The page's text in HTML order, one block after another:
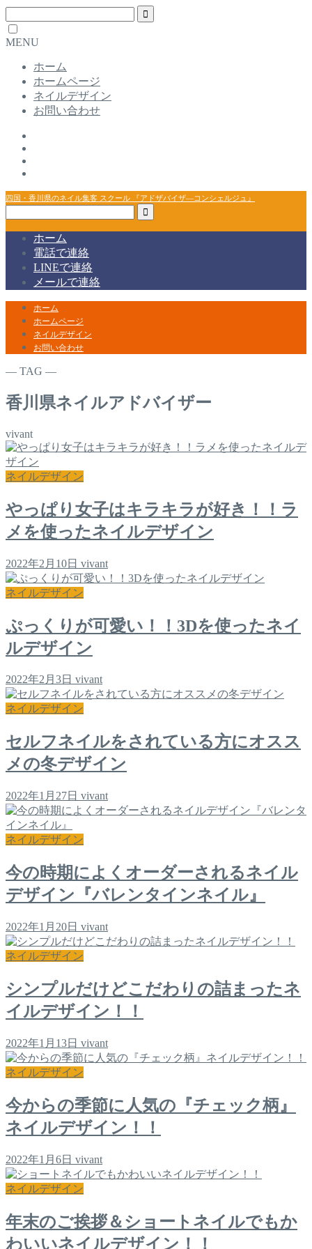
MENU
ホーム
ホームページ
ネイルデザイン
お問い合わせ
四国・香川県のネイル集客 スクール 『アドザバイザ―コンシェルジュ』
ホーム
電話で連絡
LINEで連絡
メールで連絡
ホーム
ホームページ
ネイルデザイン
お問い合わせ
― TAG ―
香川県ネイルアドバイザー
vivant
ネイルデザイン
やっぱり女子はキラキラが好き！！ラ
メを使ったネイルデザイン
2022年2月10日 vivant
ネイルデザイン
ぷっくりが可愛い！！3Dを使ったネイ
ルデザイン
2022年2月3日 vivant
ネイルデザイン
セルフネイルをされている方にオスス
メの冬デザイン
2022年1月27日 vivant
ネイルデザイン
今の時期によくオーダーされるネイル
デザイン『バレンタインネイル』
2022年1月20日 vivant
ネイルデザイン
シンプルだけどこだわりの詰まったネ
イルデザイン！！
2022年1月13日 vivant
ネイルデザイン
今からの季節に人気の『チェック柄』
ネイルデザイン！！
2022年1月6日 vivant
ネイルデザイン
年末のご挨拶＆ショートネイルでもか
わいいネイルデザイン！！